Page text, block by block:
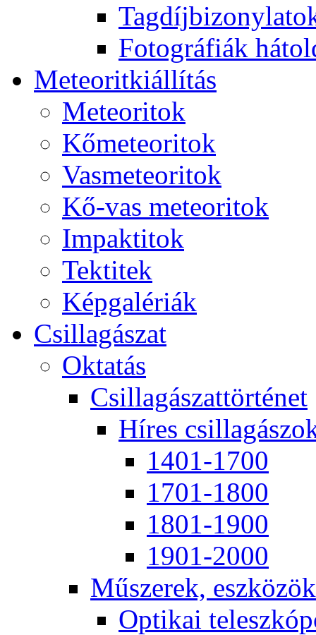
Fo­tog­rá­fi­ák
Me­te­o­rit­ki­ál­lí­tás
Me­te­o­ri­tok
Kő­me­te­o­ri­tok
Vas­me­te­o­ri­tok
Kő-vas me­te­o­ri­tok
Imp­ak­ti­tok
Tek­ti­tek
Kép­ga­lé­ri­ák
Csil­la­gá­szat
Ok­ta­tás
Csil­la­gá­szat­tör­té­net
Hí­res
1401-1700
1701-1800
1801-1900
1901-2000
Mű­sze­rek, esz­kö­zök
Op­ti­kai